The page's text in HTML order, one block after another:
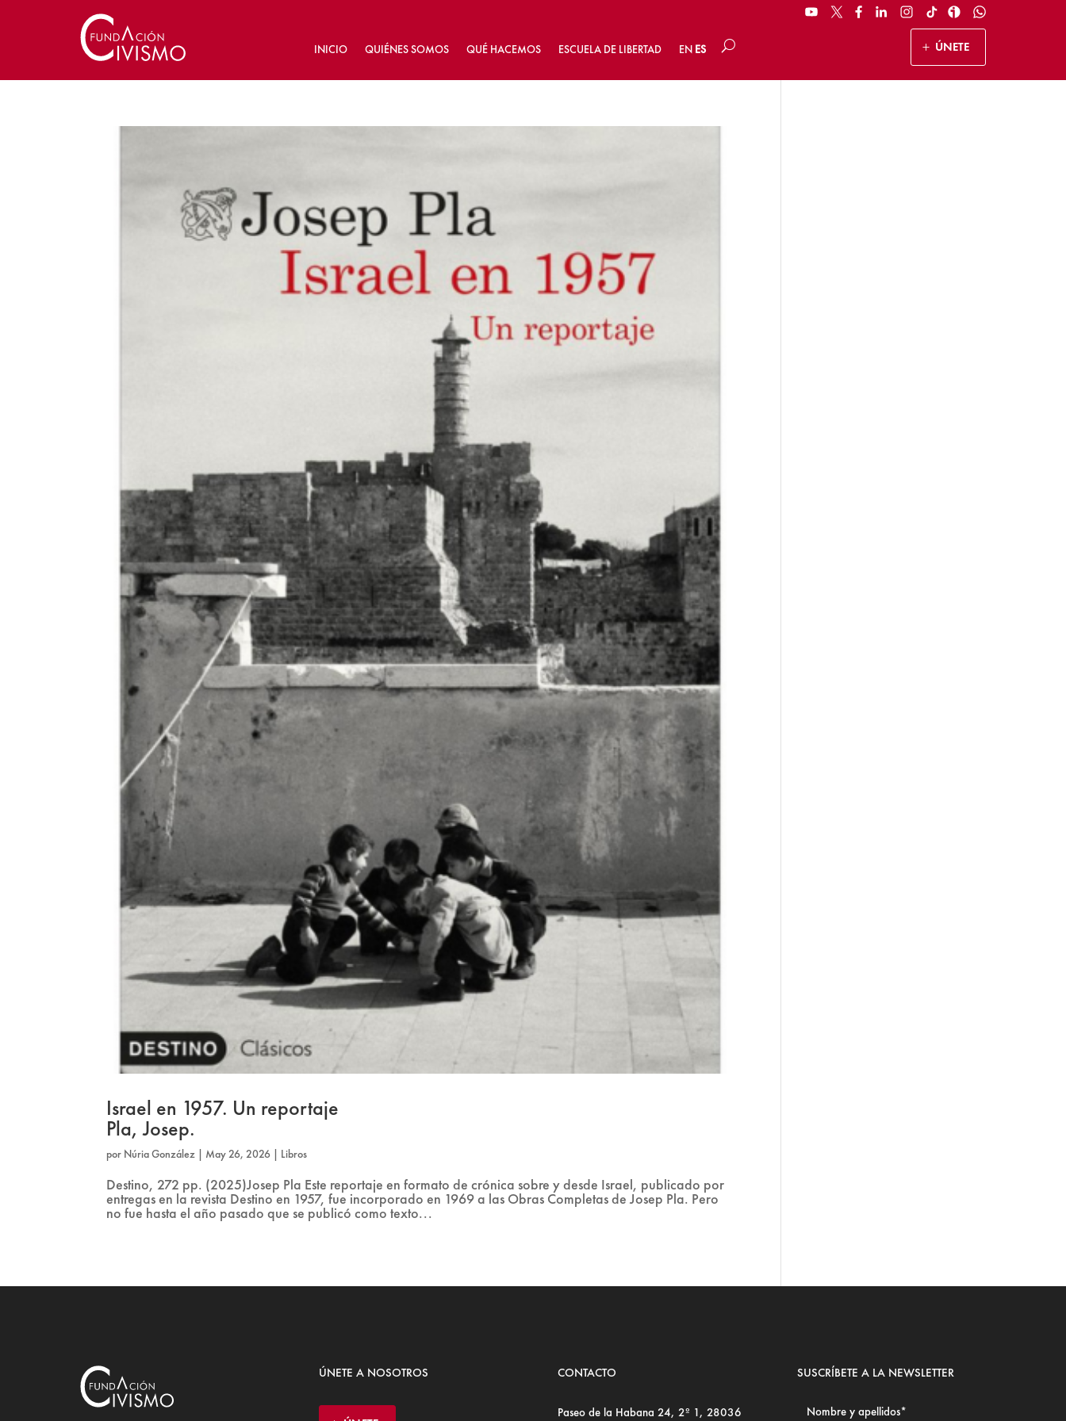
INICIO QUIÉNES SOMOS QUÉ HACEMOS ESCUELA DE LIBERTAD EN ES ÚNETE
Israel en 1957. Un reportaje
Pla, Josep.
por Núria González May 26, 2026 Libros
Destino, 272 pp. (2025)Josep Pla Este reportaje en formato de crónica sobre y desde Israel, publicado por
entregas en la revista Destino en 1957, fue incorporado en 1969 a las Obras Completas de Josep Pla. Pero
no fue hasta el año pasado que se publicó como texto...
ÚNETE A NOSOTROS CONTACTO
Paseo de la Habana 24, 2º 1, 28036
SUSCRÍBETE A LA NEWSLETTER